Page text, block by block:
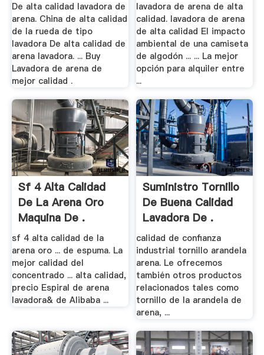
De alta calidad lavadora de
arena. China de alta calidad
de la rueda de tipo
lavadora De alta calidad de
arena lavadora. ... Buy
Lavadora de arena de
mejor calidad .
lavadora de arena de alta
calidad. lavadora de arena
de alta calidad El impacto
ambiental de una camiseta
de algodón ... ... La mejor
opción para alquiler entre
...
Sf 4 Alta Calidad
De La Arena Oro
Maquina De .
sf 4 alta calidad de la
arena oro ... de espuma. La
mejor calidad del
concentrado ... alta calidad,
precio Espiral de arena
lavadora& de Alibaba ...
Suministro Tornillo
De Buena Calidad
Lavadora De .
calidad de confianza
industrial tornillo arandela
arena. Le ofrecemos
también otros productos
relacionados tales como
tornillo de la arandela de
arena, ...